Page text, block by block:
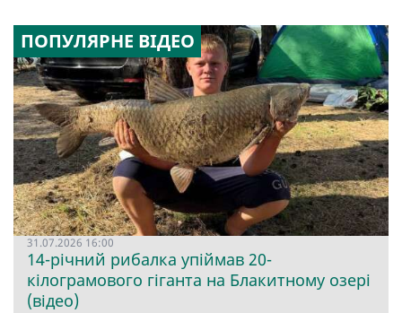
ПОПУЛЯРНЕ ВІДЕО
31.07.2026 16:00
14-річний рибалка упіймав 20-
кілограмового гіганта на Блакитному озері
(відео)